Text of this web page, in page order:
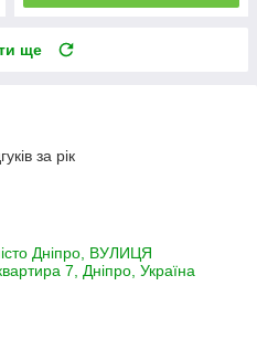
ще
за рік
Дніпро, ВУЛИЦЯ
7, Дніпро, Україна